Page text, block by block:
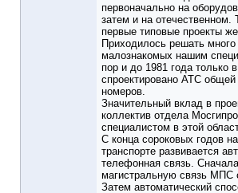
первоначально на
затем и на отечественном.
первые типовые проекты
Приходилось решать много
малознакомых нашим
пор и до 1981 года только
спроектировано АТС
номеров.
Значительный вклад в
коллектив отдела
специалистом в этой
С конца сороковых годов
транспорте развивается
телефонная связь.
магистральную связь МПС
Затем автоматический